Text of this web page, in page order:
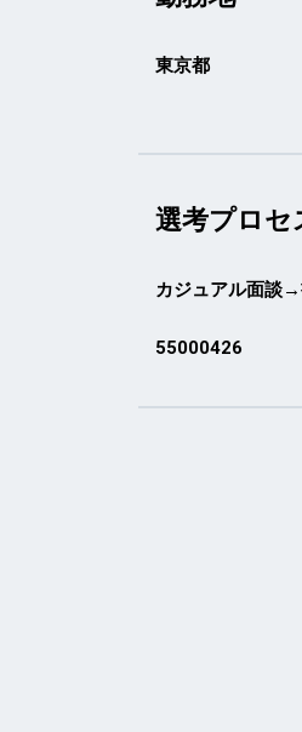
東京都
選考プロセ
カジュアル面談
55000426